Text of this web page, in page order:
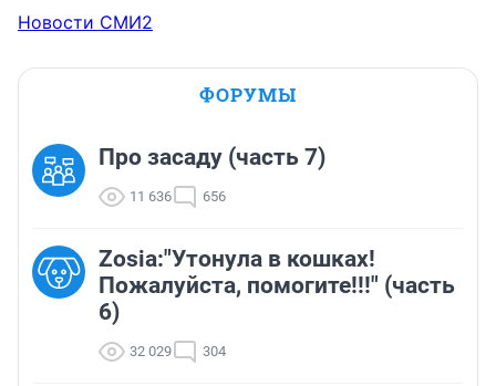
Новости СМИ2
ФОРУМЫ
Про засаду (часть 7)
11 636 656
Zosia:"Утонула в кошках!
Пожалуйста, помогите!!!" (часть
6)
32 029 304